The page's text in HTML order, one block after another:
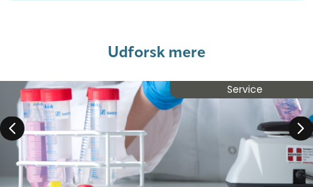
Udforsk mere
Service